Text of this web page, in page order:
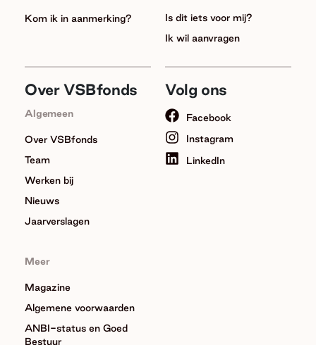
Kom ik in aanmerking?
Is dit iets voor mij?
Ik wil aanvragen
Over VSBfonds
Algemeen
Over VSBfonds
Team
Werken bij
Nieuws
Jaarverslagen
Meer
Magazine
Algemene voorwaarden
ANBI-status en Goed
Bestuur
Volg ons
Facebook
Instagram
LinkedIn